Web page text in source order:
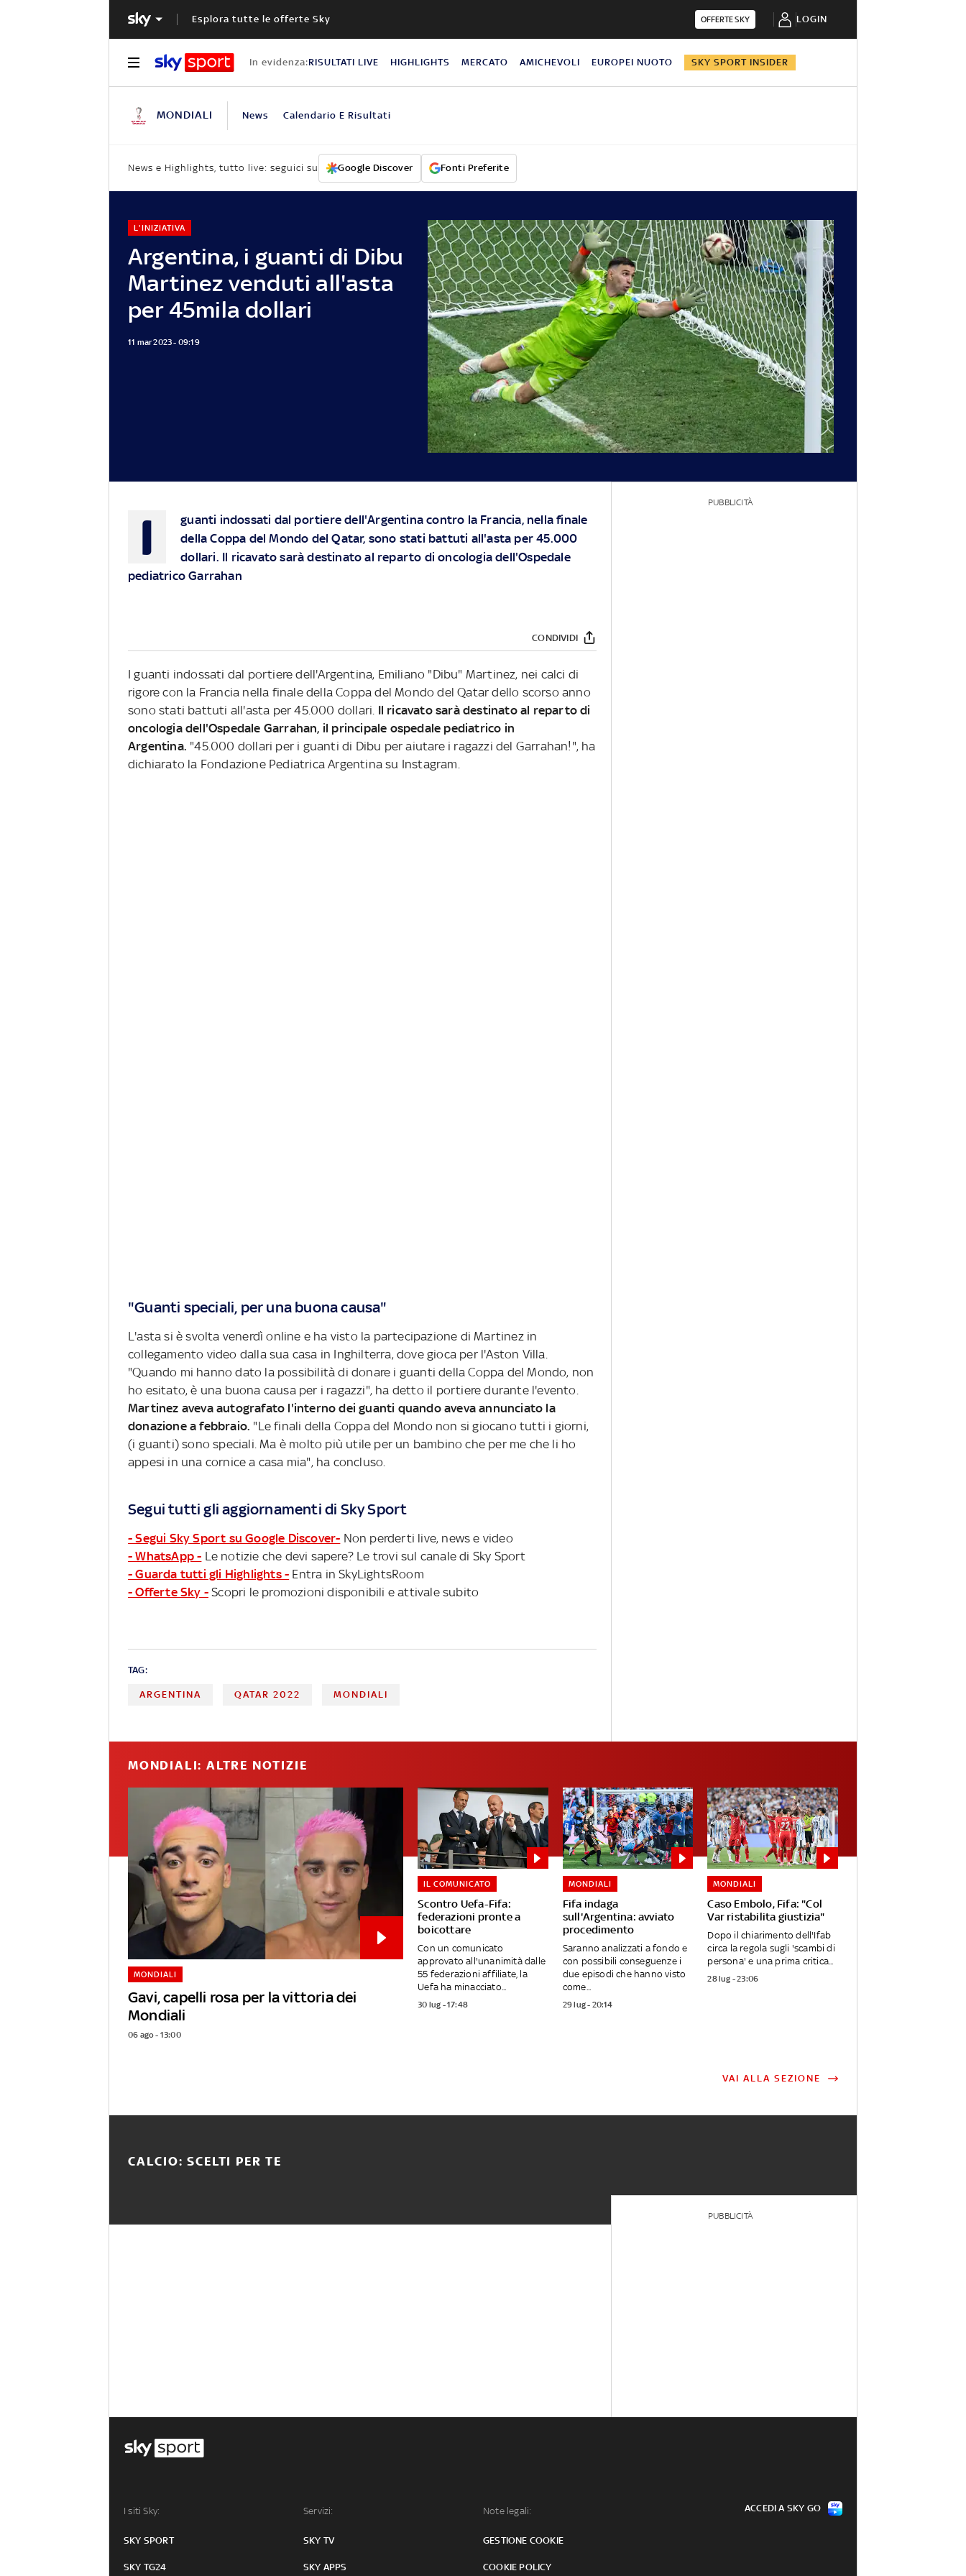
Esplora tutte le offerte Sky OFFERTE SKY LOGIN
In evidenza:RISULTATI LIVE HIGHLIGHTS MERCATO AMICHEVOLI EUROPEI NUOTO SKY SPORT INSIDER
MONDIALI News Calendario E Risultati
News e Highlights, tutto live: seguici su Google Discover Fonti Preferite
Argentina, i guanti di Dibu
Martinez venduti all'asta
per 45mila dollari
L'INIZIATIVA
11 mar 2023 - 09:19
I
guanti indossati dal portiere dell'Argentina contro la Francia, nella finale
della Coppa del Mondo del Qatar, sono stati battuti all'asta per 45.000
dollari. Il ricavato sarà destinato al reparto di oncologia dell'Ospedale
pediatrico Garrahan
CONDIVIDI
I guanti indossati dal portiere dell'Argentina, Emiliano "Dibu" Martinez, nei calci di
rigore con la Francia nella finale della Coppa del Mondo del Qatar dello scorso anno
sono stati battuti all'asta per 45.000 dollari. Il ricavato sarà destinato al reparto di
oncologia dell'Ospedale Garrahan, il principale ospedale pediatrico in
Argentina. "45.000 dollari per i guanti di Dibu per aiutare i ragazzi del Garrahan!", ha
dichiarato la Fondazione Pediatrica Argentina su Instagram.
"Guanti speciali, per una buona causa"
L'asta si è svolta venerdì online e ha visto la partecipazione di Martinez in
collegamento video dalla sua casa in Inghilterra, dove gioca per l'Aston Villa.
"Quando mi hanno dato la possibilità di donare i guanti della Coppa del Mondo, non
ho esitato, è una buona causa per i ragazzi", ha detto il portiere durante l'evento.
Martinez aveva autografato l'interno dei guanti quando aveva annunciato la
donazione a febbraio. "Le finali della Coppa del Mondo non si giocano tutti i giorni,
(i guanti) sono speciali. Ma è molto più utile per un bambino che per me che li ho
appesi in una cornice a casa mia", ha concluso.
Segui tutti gli aggiornamenti di Sky Sport
- Segui Sky Sport su Google Discover- Non perderti live, news e video
- WhatsApp - Le notizie che devi sapere? Le trovi sul canale di Sky Sport
- Guarda tutti gli Highlights - Entra in SkyLightsRoom
- Offerte Sky - Scopri le promozioni disponibili e attivale subito
TAG:
ARGENTINA QATAR 2022 MONDIALI
PUBBLICITÀ
MONDIALI: ALTRE NOTIZIE
Gavi, capelli rosa per la vittoria dei
Mondiali
MONDIALI
06 ago - 13:00
Scontro Uefa-Fifa:
federazioni pronte a
boicottare
IL COMUNICATO
Con un comunicato
approvato all'unanimità dalle
55 federazioni affiliate, la
Uefa ha minacciato...
30 lug - 17:48
Fifa indaga
sull'Argentina: avviato
procedimento
MONDIALI
Saranno analizzati a fondo e
con possibili conseguenze i
due episodi che hanno visto
come...
29 lug - 20:14
Caso Embolo, Fifa: "Col
Var ristabilita giustizia"
MONDIALI
Dopo il chiarimento dell'Ifab
circa la regola sugli 'scambi di
persona' e una prima critica...
28 lug - 23:06
VAI ALLA SEZIONE
CALCIO: SCELTI PER TE
PUBBLICITÀ
I siti Sky:
SKY SPORT
SKY TG24
Servizi:
SKY TV
SKY APPS
Note legali:
GESTIONE COOKIE
COOKIE POLICY
ACCEDI A SKY GO